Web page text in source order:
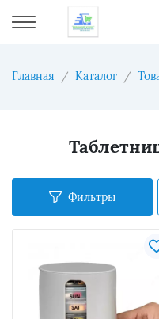
Главная Каталог
Фильтры